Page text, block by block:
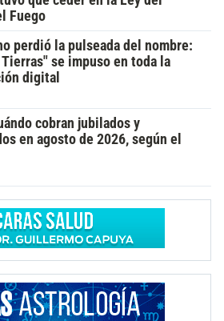
Fuego
perdió la pulseada del nombre:
Tierras" se impuso en toda la
digital
cobran jubilados y
en agosto de 2026, según el